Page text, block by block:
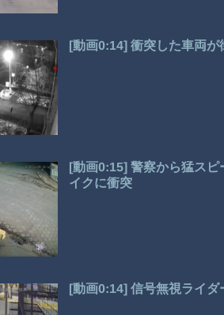
[動画0:14] 衝突した車両
[動画0:15] 警察から猛ス
イクに衝突
[動画0:14] 信号無視ライ